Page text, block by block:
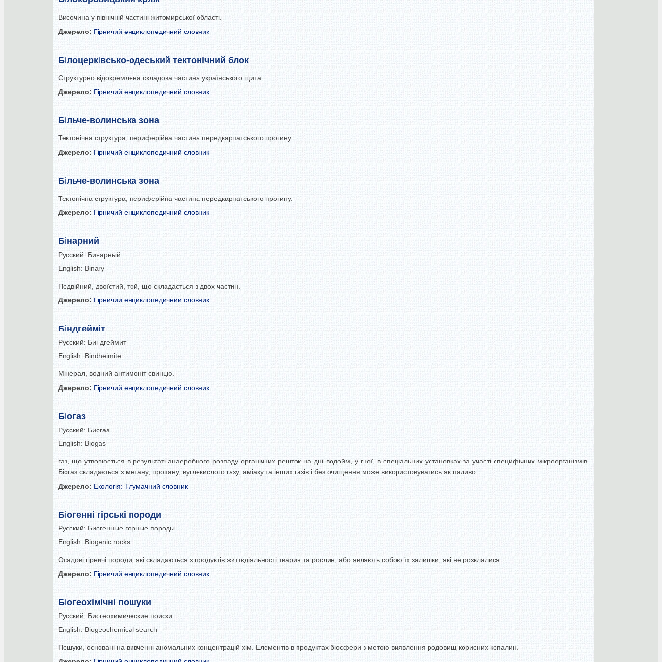
Височина у північній частині житомирської області.
Джерело: Гірничий енциклопедичний словник
Білоцерківсько-одеський тектонічний блок
Структурно відокремлена складова частина українського щита.
Джерело: Гірничий енциклопедичний словник
Більче-волинська зона
Тектонічна структура, периферійна частина передкарпатського прогину.
Джерело: Гірничий енциклопедичний словник
Більче-волинська зона
Тектонічна структура, периферійна частина передкарпатського прогину.
Джерело: Гірничий енциклопедичний словник
Бінарний
Русский: Бинарный
English: Binary
Подвійний, двоїстий, той, що складається з двох частин.
Джерело: Гірничий енциклопедичний словник
Біндгейміт
Русский: Биндгеймит
English: Bindheimite
Мінерал, водний антимоніт свинцю.
Джерело: Гірничий енциклопедичний словник
Біогаз
Русский: Биогаз
English: Biogas
газ, що утворюється в результаті анаеробного розпаду органічних решток на дні водойм, у гної, в спеціальних установках за участі специфічних мікроорганізмів.
Біогаз складається з метану, пропану, вуглекислого газу, аміаку та інших газів і без очищення може використовуватись як паливо.
Джерело: Екологія: Тлумачний словник
Біогенні гірські породи
Русский: Биогенные горные породы
English: Biogenic rocks
Осадові гірничі породи, які складаються з продуктів життєдіяльності тварин та рослин, або являють собою їх залишки, які не розклалися.
Джерело: Гірничий енциклопедичний словник
Біогеохімічні пошуки
Русский: Биогеохимические поиски
English: Biogeochemical search
Пошуки, основані на вивченні аномальних концентрацій хім. Елементів в продуктах біосфери з метою виявлення родовищ корисних копалин.